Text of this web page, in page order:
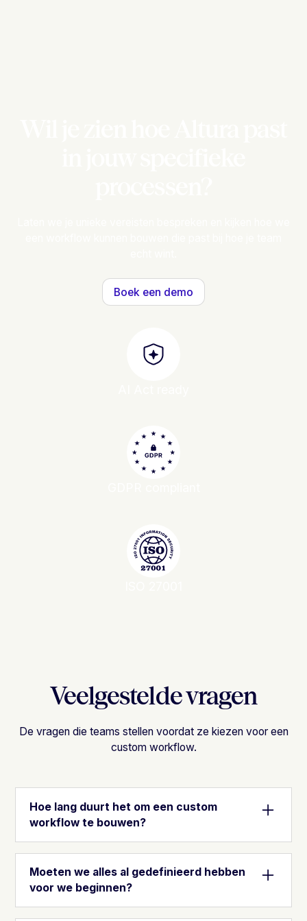
Boek een demo
Veelgestelde vragen
De vragen die teams stellen voordat ze kiezen voor een
custom workflow.
Hoe lang duurt het om een custom
workflow te bouwen?
scoping-call naar uitrol in vier tot acht weken. De
doorlooptijd hangt af van hoe complex je proces is,
hoeveel testdata beschikbaar is en hoeveel
Moeten we alles al gedefinieerd hebben
voor we beginnen?